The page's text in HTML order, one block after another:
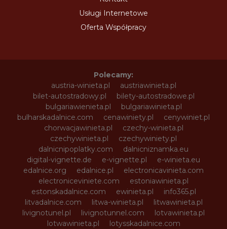
Usługi Internetowe
Oferta Współpracy
Polecamy:
austria-winieta.pl
austriawinieta.pl
bilet-autostradowy.pl
bilety-autostradowe.pl
bulgariawienieta.pl
bulgariawinieta.pl
bulharskadalnice.com
cenawiniety.pl
cenywiniet.pl
chorwacjawinieta.pl
czechy-winieta.pl
czechywinieta.pl
czechywiniety.pl
dalnicnipoplatky.com
dalnicniznamka.eu
digital-vignette.de
e-vignette.pl
e-winieta.eu
edalnice.org
edalnice.pl
electronicavinieta.com
electroniceviniete.com
estoniawinieta.pl
estonskadalnice.com
ewinieta.pl
info365.pl
litvadalnice.com
litwa-winieta.pl
litwawinieta.pl
livignotunel.pl
livignotunnel.com
lotvawinieta.pl
lotwawinieta.pl
lotysskadalnice.com